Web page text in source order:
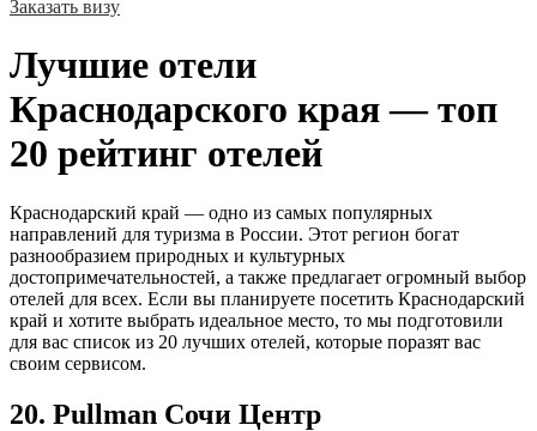
Заказать визу
Лучшие отели
Краснодарского края — топ
20 рейтинг отелей
Краснодарский край — одно из самых популярных
направлений для туризма в России. Этот регион богат
разнообразием природных и культурных
достопримечательностей, а также предлагает огромный выбор
отелей для всех. Если вы планируете посетить Краснодарский
край и хотите выбрать идеальное место, то мы подготовили
для вас список из 20 лучших отелей, которые поразят вас
своим сервисом.
20. Pullman Сочи Центр